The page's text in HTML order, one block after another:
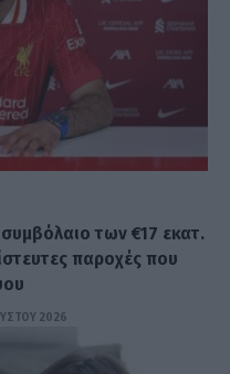
των €17 εκατ.
παροχές που
2026